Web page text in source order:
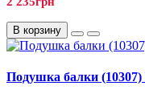
В корзину
Подушка балки